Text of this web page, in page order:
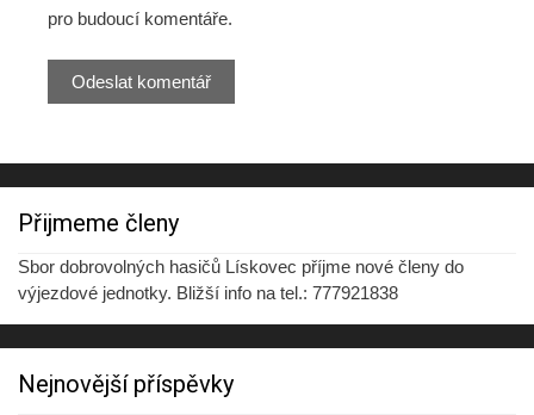
pro budoucí komentáře.
Přijmeme členy
Sbor dobrovolných hasičů Lískovec příjme nové členy do
výjezdové jednotky. Bližší info na tel.: 777921838
Nejnovější příspěvky